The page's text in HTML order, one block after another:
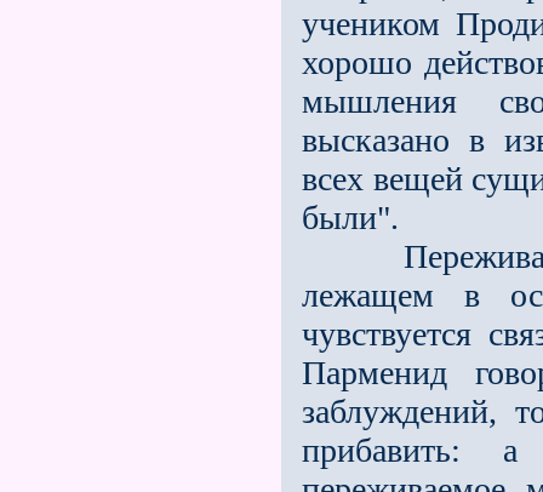
учеником
хорошо
мышления
высказано в
всех вещей
были".
лежащем в
чувствуется
Парменид
заблуждений,
прибавить: